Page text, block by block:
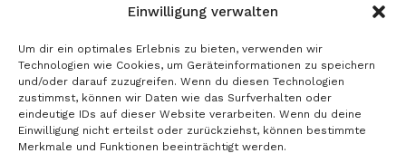
Einwilligung verwalten
Um dir ein optimales Erlebnis zu bieten, verwenden wir
Technologien wie Cookies, um Geräteinformationen zu speichern
und/oder darauf zuzugreifen. Wenn du diesen Technologien
zustimmst, können wir Daten wie das Surfverhalten oder
eindeutige IDs auf dieser Website verarbeiten. Wenn du deine
Einwilligung nicht erteilst oder zurückziehst, können bestimmte
Merkmale und Funktionen beeinträchtigt werden.
Content & Social Media
go-to-optic.de
Über uns
Kontakt